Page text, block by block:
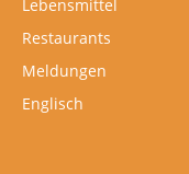
Lebensmittel
Restaurants
Meldungen
Englisch